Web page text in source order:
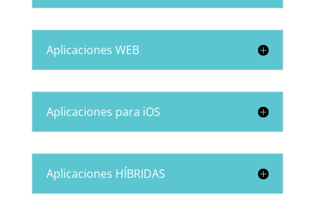
Aplicaciones WEB
Aplicaciones para iOS
Aplicaciones HÍBRIDAS